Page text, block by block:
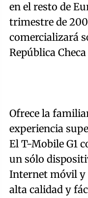
en el resto de
trimestre de
comercializará
República
Ofrece la
experiencia
El T-Mobile G1
un sólo
Internet móvil y
alta calidad y